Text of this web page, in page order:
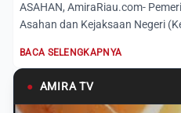
ASAHAN, AmiraRiau.com-
Asahan dan Kejaksaan Negeri
BACA SELENGKAPNYA
● AMIRA TV